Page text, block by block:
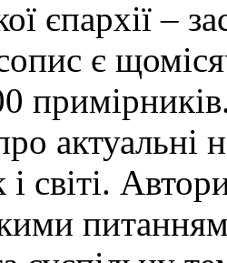
єпархії –
є
і світі.